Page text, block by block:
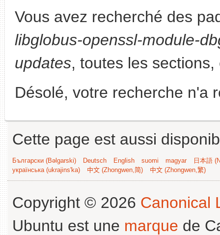
Vous avez recherché des
libglobus-openssl-module-
updates, toutes les
Désolé, votre recherche n'a
Cette page est aussi
Български (Bəlgarski) Deutsch English suomi magyar
日本語
українська (ukrajins'ka)
中文 (Zhongwen,简) 中文 (Zhongwen,繁)
Copyright © 2026 Canonical
Ubuntu est une marque de